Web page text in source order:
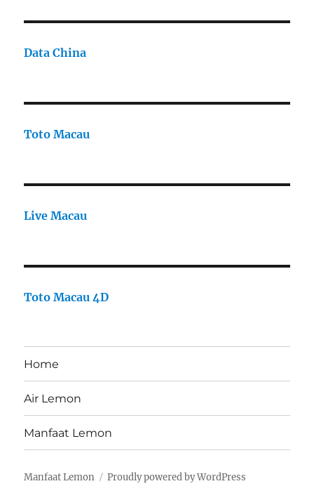
Data China
Toto Macau
Live Macau
Toto Macau 4D
Home
Air Lemon
Manfaat Lemon
Manfaat Lemon Proudly powered by WordPress